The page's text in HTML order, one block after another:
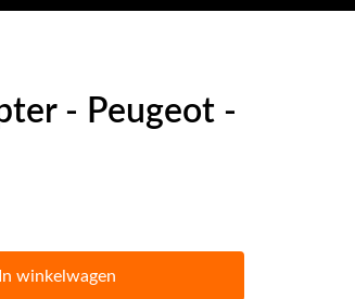
- Peugeot -
winkelwagen